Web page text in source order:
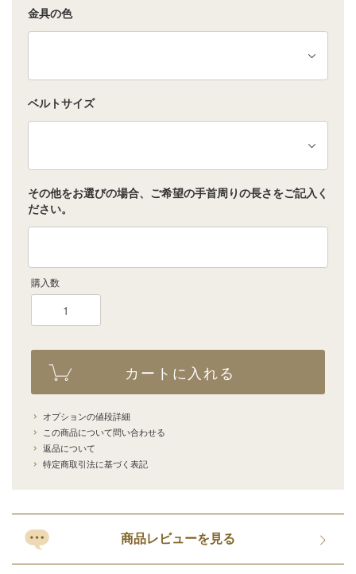
金具の色
ベルトサイズ
その他をお選びの場合、ご希望の手首周りの長さをご記入く
ださい。
購入数
カートに入れる
オプションの値段詳細
この商品について問い合わせる
返品について
特定商取引法に基づく表記
商品レビューを見る